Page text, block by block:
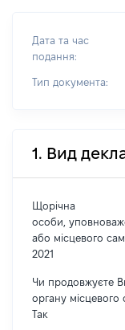
Дата та час
подання:
Тип документа:
1. Вид
Щорічна
особи,
або місцевого
2021
Чи продовжуєте
органу
Так